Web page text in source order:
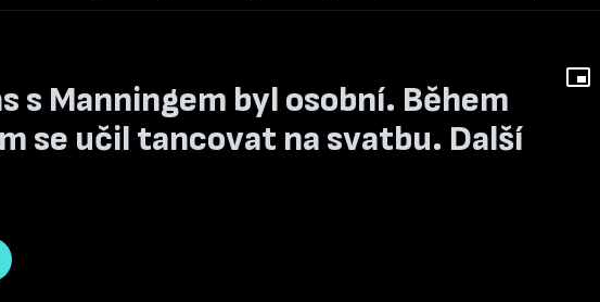
s Manningem byl osobní. Během
se učil tancovat na svatbu. Další